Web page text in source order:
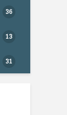
36
13
31